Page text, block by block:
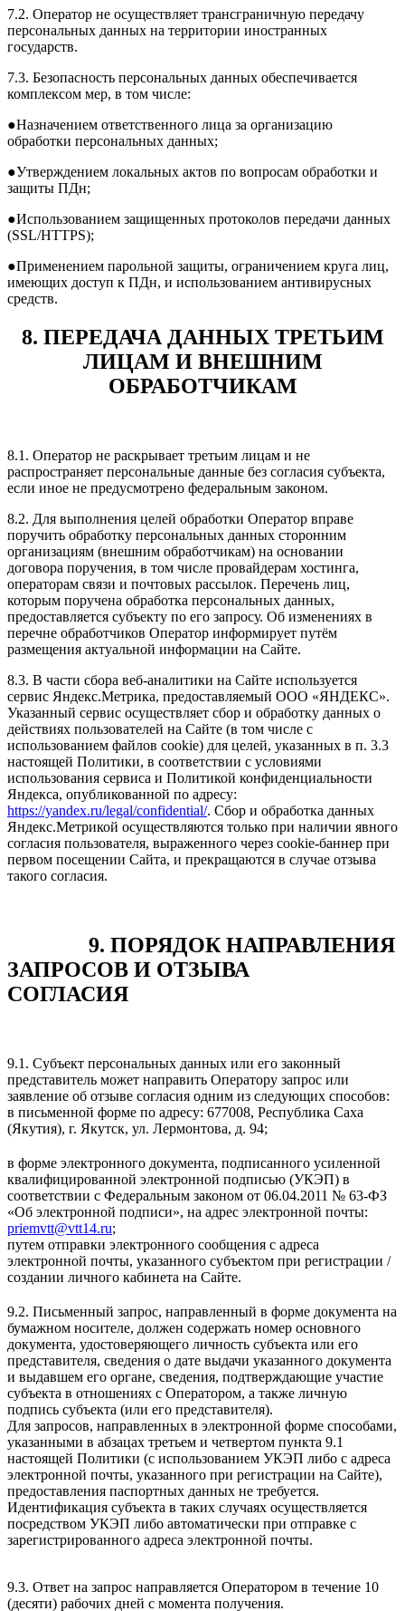
7.2. Оператор не осуществляет трансграничную передачу
персональных данных на территории иностранных
государств.
7.3. Безопасность персональных данных обеспечивается
комплексом мер, в том числе:
●Назначением ответственного лица за организацию
обработки персональных данных;
●Утверждением локальных актов по вопросам обработки и
защиты ПДн;
●Использованием защищенных протоколов передачи данных
(SSL/HTTPS);
●Применением парольной защиты, ограничением круга лиц,
имеющих доступ к ПДн, и использованием антивирусных
средств.
8. ПЕРЕДАЧА ДАННЫХ ТРЕТЬИМ
ЛИЦАМ И ВНЕШНИМ
ОБРАБОТЧИКАМ
8.1. Оператор не раскрывает третьим лицам и не
распространяет персональные данные без согласия субъекта,
если иное не предусмотрено федеральным законом.
8.2. Для выполнения целей обработки Оператор вправе
поручить обработку персональных данных сторонним
организациям (внешним обработчикам) на основании
договора поручения, в том числе провайдерам хостинга,
операторам связи и почтовых рассылок. Перечень лиц,
которым поручена обработка персональных данных,
предоставляется субъекту по его запросу. Об изменениях в
перечне обработчиков Оператор информирует путём
размещения актуальной информации на Сайте.
8.3. В части сбора веб-аналитики на Сайте используется
сервис Яндекс.Метрика, предоставляемый ООО «ЯНДЕКС».
Указанный сервис осуществляет сбор и обработку данных о
действиях пользователей на Сайте (в том числе с
использованием файлов cookie) для целей, указанных в п. 3.3
настоящей Политики, в соответствии с условиями
использования сервиса и Политикой конфиденциальности
Яндекса, опубликованной по адресу:
https://yandex.ru/legal/confidential/. Сбор и обработка данных
Яндекс.Метрикой осуществляются только при наличии явного
согласия пользователя, выраженного через cookie-баннер при
первом посещении Сайта, и прекращаются в случае отзыва
такого согласия.
9. ПОРЯДОК НАПРАВЛЕНИЯ
ЗАПРОСОВ И ОТЗЫВА
СОГЛАСИЯ
9.1. Субъект персональных данных или его законный
представитель может направить Оператору запрос или
заявление об отзыве согласия одним из следующих способов:
в письменной форме по адресу: 677008, Республика Саха
(Якутия), г. Якутск, ул. Лермонтова, д. 94;
в форме электронного документа, подписанного усиленной
квалифицированной электронной подписью (УКЭП) в
соответствии с Федеральным законом от 06.04.2011 № 63-ФЗ
«Об электронной подписи», на адрес электронной почты:
priemvtt@vtt14.ru;
путем отправки электронного сообщения с адреса
электронной почты, указанного субъектом при регистрации /
создании личного кабинета на Сайте.
9.2. Письменный запрос, направленный в форме документа на
бумажном носителе, должен содержать номер основного
документа, удостоверяющего личность субъекта или его
представителя, сведения о дате выдачи указанного документа
и выдавшем его органе, сведения, подтверждающие участие
субъекта в отношениях с Оператором, а также личную
подпись субъекта (или его представителя).
Для запросов, направленных в электронной форме способами,
указанными в абзацах третьем и четвертом пункта 9.1
настоящей Политики (с использованием УКЭП либо с адреса
электронной почты, указанного при регистрации на Сайте),
предоставления паспортных данных не требуется.
Идентификация субъекта в таких случаях осуществляется
посредством УКЭП либо автоматически при отправке с
зарегистрированного адреса электронной почты.
9.3. Ответ на запрос направляется Оператором в течение 10
(десяти) рабочих дней с момента получения.